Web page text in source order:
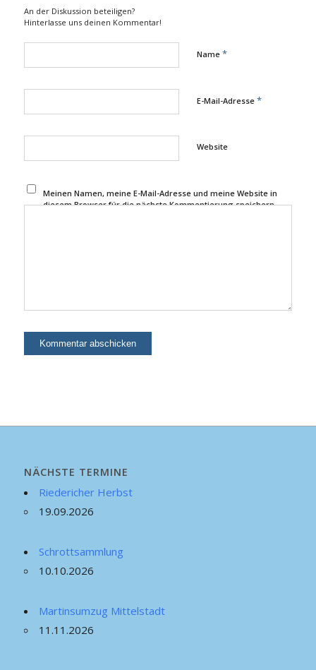
An der Diskussion beteiligen?
Hinterlasse uns deinen Kommentar!
Name *
E-Mail-Adresse *
Website
Meinen Namen, meine E-Mail-Adresse und meine Website in
diesem Browser für die nächste Kommentierung speichern.
NÄCHSTE TERMINE
Riedericher Herbst
19.09.2026
Schrottsammlung
10.10.2026
Martinsumzug Mittelstadt
11.11.2026